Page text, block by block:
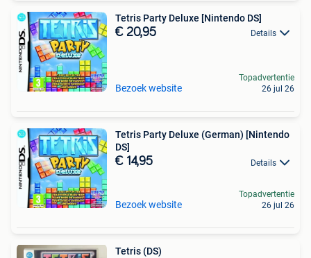
Tetris Party Deluxe [Nintendo DS]
€ 20,95 Details
Bezoek website
Topadvertentie
26 jul 26
Tetris Party Deluxe (German) [Nintendo
DS]
€ 14,95 Details
Bezoek website
Topadvertentie
26 jul 26
Tetris (DS)